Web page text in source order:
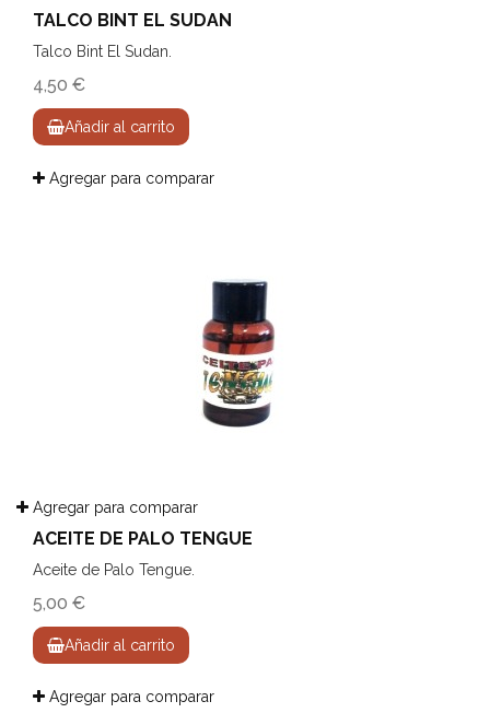
TALCO BINT EL SUDAN
Talco Bint El Sudan.
4,50 €
Añadir al carrito
Agregar para comparar
Agregar para comparar
ACEITE DE PALO TENGUE
Aceite de Palo Tengue.
5,00 €
Añadir al carrito
Agregar para comparar